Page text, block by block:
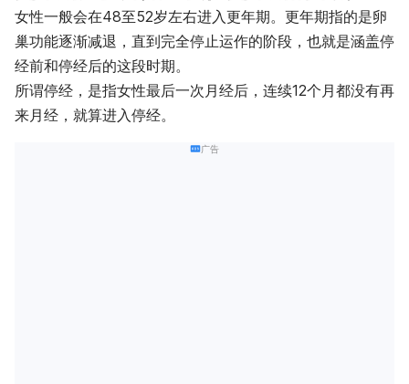
女性一般会在48至52岁左右进入更年期。更年期指的是卵
巢功能逐渐减退，直到完全停止运作的阶段，也就是涵盖停
经前和停经后的这段时期。
所谓停经，是指女性最后一次月经后，连续12个月都没有再
来月经，就算进入停经。
广告